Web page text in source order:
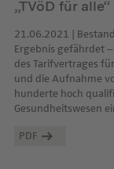
„TVöD für
21.06.2021 |
Ergebnis gefährdet
des Tarifvertrages
und die Aufnahme
hunderte hoch
Gesundheitswesen
PDF